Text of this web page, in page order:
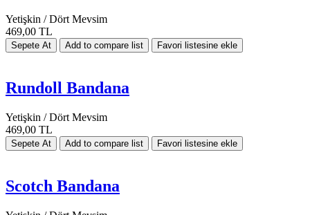
Yetişkin / Dört Mevsim
469,00 TL
Rundoll Bandana
Yetişkin / Dört Mevsim
469,00 TL
Scotch Bandana